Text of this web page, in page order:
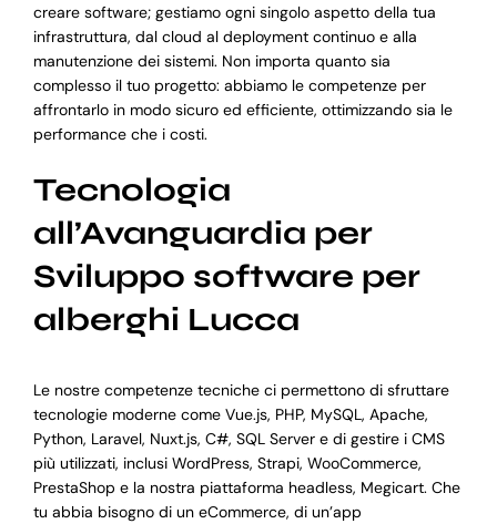
creare software; gestiamo ogni singolo aspetto della tua
infrastruttura, dal cloud al deployment continuo e alla
manutenzione dei sistemi. Non importa quanto sia
complesso il tuo progetto: abbiamo le competenze per
affrontarlo in modo sicuro ed efficiente, ottimizzando sia le
performance che i costi.
Tecnologia
all’Avanguardia per
Sviluppo software per
alberghi Lucca
Le nostre competenze tecniche ci permettono di sfruttare
tecnologie moderne come Vue.js, PHP, MySQL, Apache,
Python, Laravel, Nuxt.js, C#, SQL Server e di gestire i CMS
più utilizzati, inclusi WordPress, Strapi, WooCommerce,
PrestaShop e la nostra piattaforma headless, Megicart. Che
tu abbia bisogno di un eCommerce, di un’app